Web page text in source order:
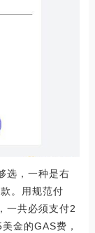
选，一种是右
。用规范付
一共必须支付2
金的GAS费，